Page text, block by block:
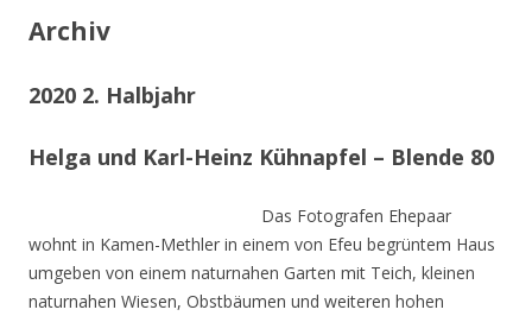
Archiv
2020 2. Halbjahr
Helga und Karl-Heinz Kühnapfel – Blende 80
Das Fotografen Ehepaar
wohnt in Kamen-Methler in einem von Efeu begrüntem Haus
umgeben von einem naturnahen Garten mit Teich, kleinen
naturnahen Wiesen, Obstbäumen und weiteren hohen